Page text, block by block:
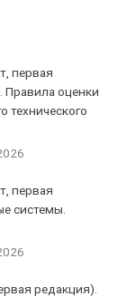
первая
оценки
технического
первая
системы.
редакция).